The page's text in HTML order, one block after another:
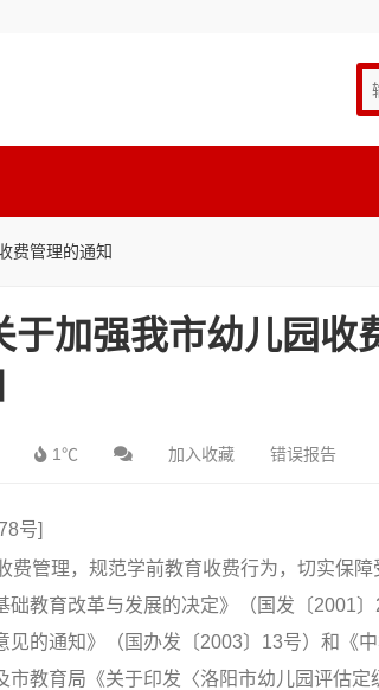
费管理的通知
加强我市幼儿园收
1℃ 加入收藏 错误报告
号]
管理，规范学前教育收费行为，切实保障
教育改革与发展的决定》（国发〔2001〕
的通知》（国办发〔2003〕13号）和《
教育局《关于印发〈洛阳市幼儿园评估定